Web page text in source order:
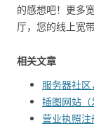
的感想吧！更多
厅，您的线上宽
相关文章
服务器社
插图网站（
营业执照